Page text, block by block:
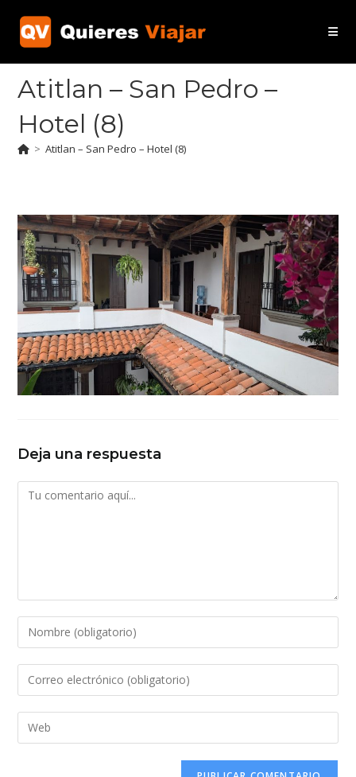
contenido
Atitlan – San Pedro –
Hotel (8)
> Atitlan – San Pedro – Hotel (8)
Deja una respuesta
Comentario
Introduce
tu
nombre
de
usuario
Introduce
tu
dirección
de
Introduce
la